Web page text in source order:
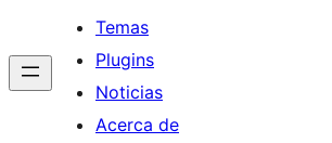
Temas
Plugins
Noticias
Acerca de